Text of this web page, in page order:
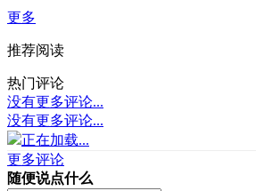
更多
推荐阅读
热门评论
没有更多评论...
没有更多评论...
正在加载...
更多评论
随便说点什么